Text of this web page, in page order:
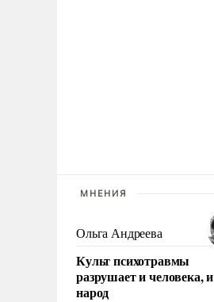
МНЕНИЯ
Ольга Андреева
Культ психотравмы
разрушает и человека, и
народ